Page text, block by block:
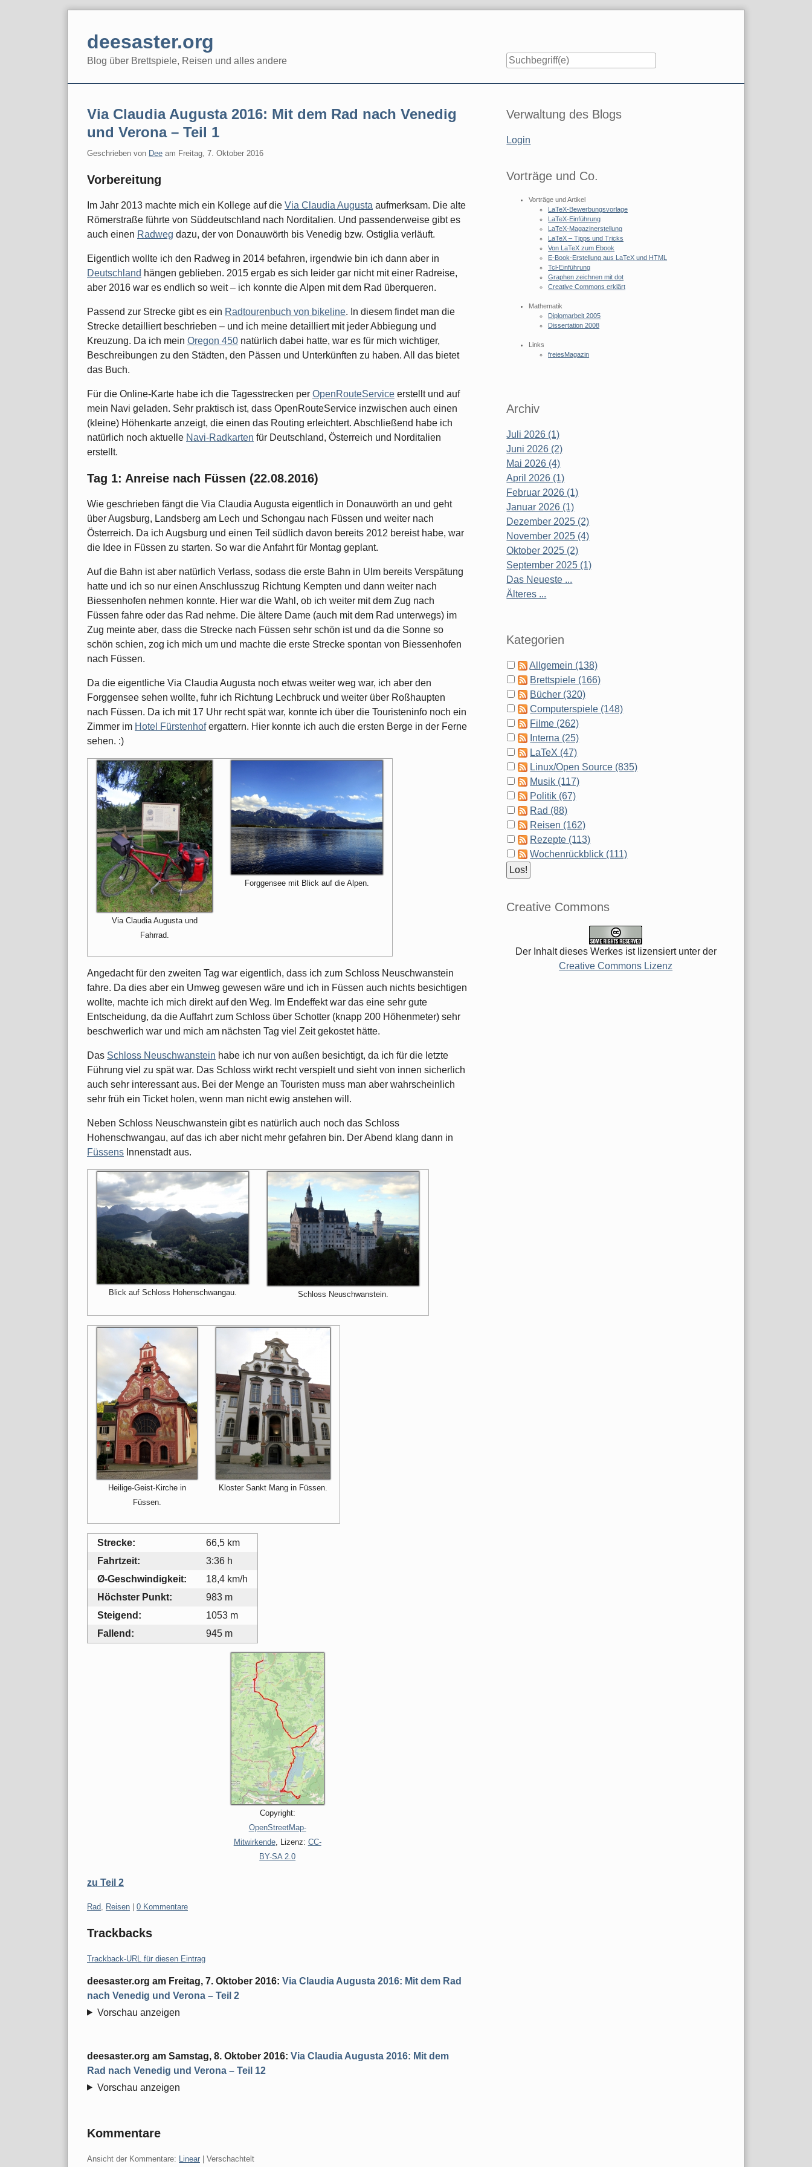
deesaster.org
Blog über Brettspiele, Reisen und alles andere
Via Claudia Augusta 2016: Mit dem Rad nach Venedig
und Verona – Teil 1
Geschrieben von Dee am Freitag, 7. Oktober 2016
Vorbereitung
Im Jahr 2013 machte mich ein Kollege auf die Via Claudia Augusta aufmerksam. Die alte
Römerstraße führte von Süddeutschland nach Norditalien. Und passenderweise gibt es
auch einen Radweg dazu, der von Donauwörth bis Venedig bzw. Ostiglia verläuft.
Eigentlich wollte ich den Radweg in 2014 befahren, irgendwie bin ich dann aber in
Deutschland hängen geblieben. 2015 ergab es sich leider gar nicht mit einer Radreise,
aber 2016 war es endlich so weit – ich konnte die Alpen mit dem Rad überqueren.
Passend zur Strecke gibt es ein Radtourenbuch von bikeline. In diesem findet man die
Strecke detailliert beschrieben – und ich meine detailliert mit jeder Abbiegung und
Kreuzung. Da ich mein Oregon 450 natürlich dabei hatte, war es für mich wichtiger,
Beschreibungen zu den Städten, den Pässen und Unterkünften zu haben. All das bietet
das Buch.
Für die Online-Karte habe ich die Tagesstrecken per OpenRouteService erstellt und auf
mein Navi geladen. Sehr praktisch ist, dass OpenRouteService inzwischen auch einen
(kleine) Höhenkarte anzeigt, die einen das Routing erleichtert. Abschließend habe ich
natürlich noch aktuelle Navi-Radkarten für Deutschland, Österreich und Norditalien
erstellt.
Tag 1: Anreise nach Füssen (22.08.2016)
Wie geschrieben fängt die Via Claudia Augusta eigentlich in Donauwörth an und geht
über Augsburg, Landsberg am Lech und Schongau nach Füssen und weiter nach
Österreich. Da ich Augsburg und einen Teil südlich davon bereits 2012 bereist habe, war
die Idee in Füssen zu starten. So war die Anfahrt für Montag geplant.
Auf die Bahn ist aber natürlich Verlass, sodass die erste Bahn in Ulm bereits Verspätung
hatte und ich so nur einen Anschlusszug Richtung Kempten und dann weiter nach
Biessenhofen nehmen konnte. Hier war die Wahl, ob ich weiter mit dem Zug nach
Füssen fahre oder das Rad nehme. Die ältere Dame (auch mit dem Rad unterwegs) im
Zug meinte aber, dass die Strecke nach Füssen sehr schön ist und da die Sonne so
schön schien, zog ich mich um und machte die erste Strecke spontan von Biessenhofen
nach Füssen.
Da die eigentliche Via Claudia Augusta noch etwas weiter weg war, ich aber den
Forggensee sehen wollte, fuhr ich Richtung Lechbruck und weiter über Roßhaupten
nach Füssen. Da ich mit 17 Uhr recht spät war, konnte ich über die Touristeninfo noch ein
Zimmer im Hotel Fürstenhofergattern. Hier konnte ich auch die ersten Berge in der Ferne
sehen. :)
Via Claudia Augusta und
Fahrrad.
Forggensee mit Blick auf die Alpen.
Angedacht für den zweiten Tag war eigentlich, dass ich zum Schloss Neuschwanstein
fahre. Da dies aber ein Umweg gewesen wäre und ich in Füssen auch nichts besichtigen
wollte, machte ich mich direkt auf den Weg. Im Endeffekt war das eine sehr gute
Entscheidung, da die Auffahrt zum Schloss über Schotter (knapp 200 Höhenmeter) sehr
beschwerlich war und mich am nächsten Tag viel Zeit gekostet hätte.
Das Schloss Neuschwanstein habe ich nur von außen besichtigt, da ich für die letzte
Führung viel zu spät war. Das Schloss wirkt recht verspielt und sieht von innen sicherlich
auch sehr interessant aus. Bei der Menge an Touristen muss man aber wahrscheinlich
sehr früh ein Ticket holen, wenn man nicht ewig anstehen will.
Neben Schloss Neuschwanstein gibt es natürlich auch noch das Schloss
Hohenschwangau, auf das ich aber nicht mehr gefahren bin. Der Abend klang dann in
Füssens Innenstadt aus.
Blick auf Schloss Hohenschwangau. Schloss Neuschwanstein.
Heilige-Geist-Kirche in
Füssen.
Kloster Sankt Mang in Füssen.
Strecke:
66,5 km
Fahrtzeit:
3:36 h
Ø-Geschwindigkeit:
18,4 km/h
Höchster Punkt:
983 m
Steigend:
1053 m
Fallend:
945 m
Copyright:
OpenStreetMap-
Mitwirkende, Lizenz: CC-
BY-SA 2.0
zu Teil 2
Kategorien:
Rad Reisen | 0 Kommentare
Trackbacks
Trackback-URL für diesen Eintrag
deesaster.org am Freitag, 7. Oktober 2016: Via Claudia Augusta 2016: Mit dem Rad
nach Venedig und Verona – Teil 2
Vorschau anzeigen
deesaster.org am Samstag, 8. Oktober 2016: Via Claudia Augusta 2016: Mit dem
Rad nach Venedig und Verona – Teil 12
Vorschau anzeigen
Kommentare
Ansicht der Kommentare: Linear | Verschachtelt
Seitenleiste
Verwaltung des Blogs
Login
Vorträge und Co.
Vorträge und Artikel
LaTeX-Bewerbungsvorlage
LaTeX-Einführung
LaTeX-Magazinerstellung
LaTeX – Tipps und Tricks
Von LaTeX zum Ebook
E-Book-Erstellung aus LaTeX und HTML
Tcl-Einführung
Graphen zeichnen mit dot
Creative Commons erklärt
Mathematik
Diplomarbeit 2005
Dissertation 2008
Links
freiesMagazin
Archiv
Juli 2026 (1)
Juni 2026 (2)
Mai 2026 (4)
April 2026 (1)
Februar 2026 (1)
Januar 2026 (1)
Dezember 2025 (2)
November 2025 (4)
Oktober 2025 (2)
September 2025 (1)
Das Neueste ...
Älteres ...
Kategorien
Allgemein (138)
Brettspiele (166)
Bücher (320)
Computerspiele (148)
Filme (262)
Interna (25)
LaTeX (47)
Linux/Open Source (835)
Musik (117)
Politik (67)
Rad (88)
Reisen (162)
Rezepte (113)
Wochenrückblick (111)
Creative Commons
Der Inhalt dieses Werkes ist lizensiert unter der
Creative Commons Lizenz